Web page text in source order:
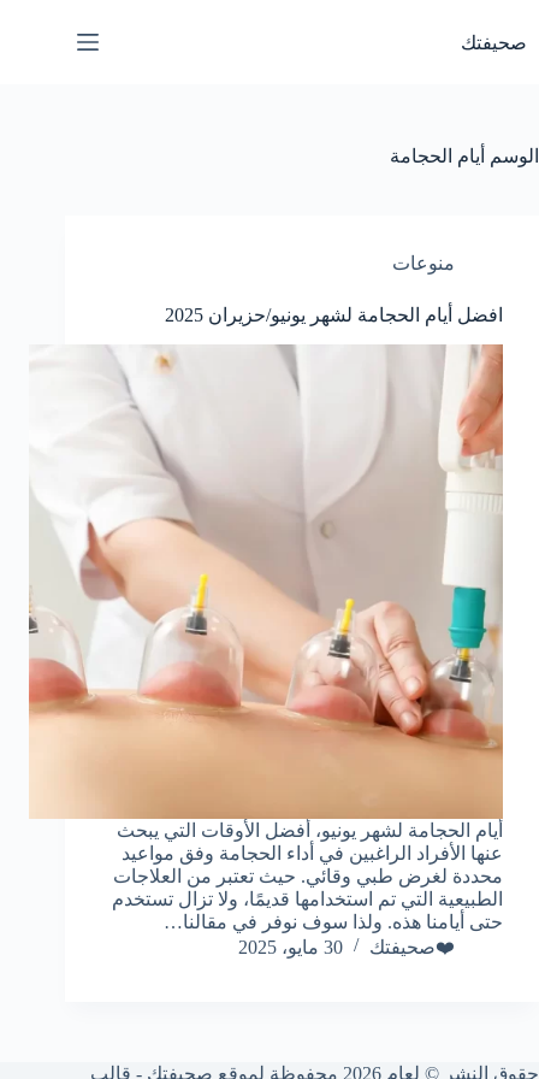
المحتوى
صحيفتك
الوسم أيام الحجامة
منوعات
افضل أيام الحجامة لشهر يونيو/حزيران 2025
أيام الحجامة لشهر يونيو، أفضل الأوقات التي يبحث
عنها الأفراد الراغبين في أداء الحجامة وفق مواعيد
محددة لغرض طبي وقائي. حيث تعتبر من العلاجات
الطبيعية التي تم استخدامها قديمًا، ولا تزال تستخدم
حتى أيامنا هذه. ولذا سوف نوفر في مقالنا…
❤️صحيفتك
30 مايو، 2025
حقوق النشر © لعام 2026 محفوظة لموقع صحيفتك - قالب